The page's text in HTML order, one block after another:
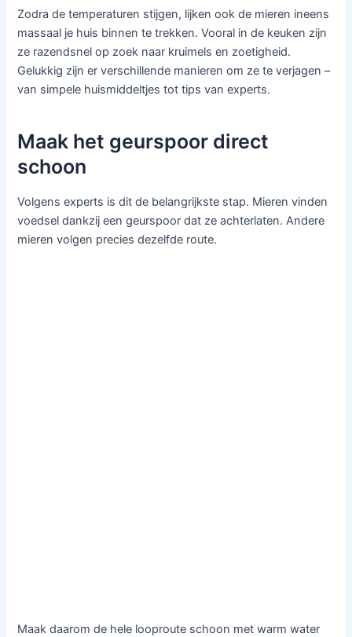
Zodra de temperaturen stijgen, lijken ook de mieren ineens
massaal je huis binnen te trekken. Vooral in de keuken zijn
ze razendsnel op zoek naar kruimels en zoetigheid.
Gelukkig zijn er verschillende manieren om ze te verjagen –
van simpele huismiddeltjes tot tips van experts.
Maak het geurspoor direct
schoon
Volgens experts is dit de belangrijkste stap. Mieren vinden
voedsel dankzij een geurspoor dat ze achterlaten. Andere
mieren volgen precies dezelfde route.
Maak daarom de hele looproute schoon met warm water